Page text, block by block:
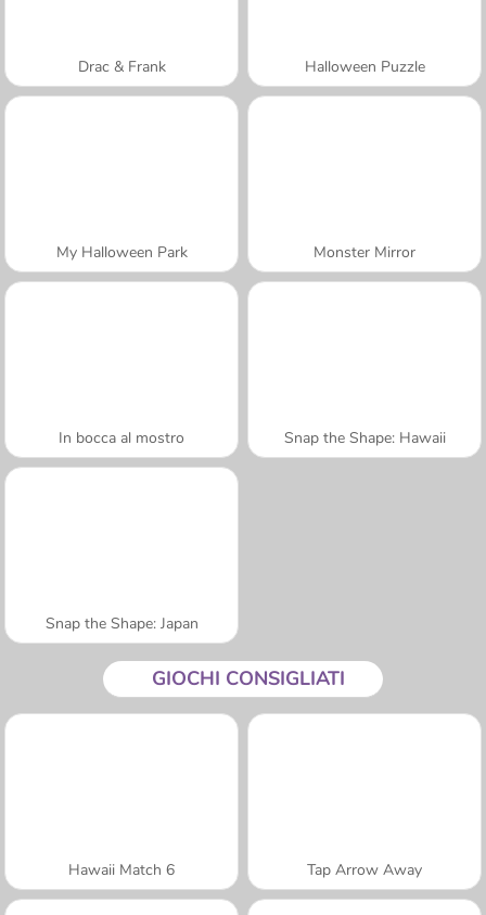
Drac & Frank Halloween Puzzle
My Halloween Park Monster Mirror
In bocca al mostro Snap the Shape: Hawaii
Snap the Shape: Japan
GIOCHI CONSIGLIATI
Hawaii Match 6 Tap Arrow Away